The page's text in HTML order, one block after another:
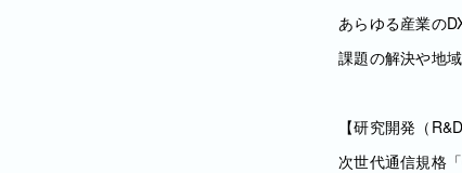
あらゆる産業の
課題の解決や地
【研究開発（
次世代通信規格